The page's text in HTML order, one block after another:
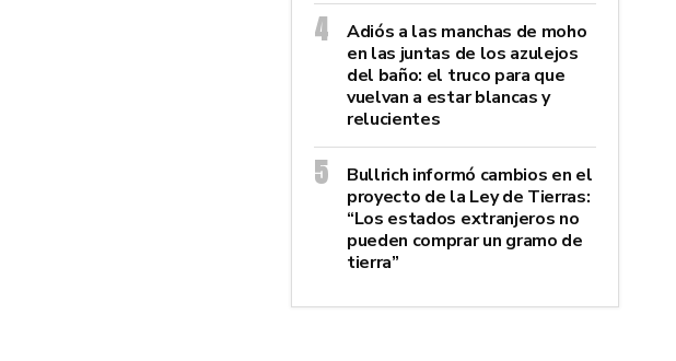
Adiós a las manchas de moho
en las juntas de los azulejos
del baño: el truco para que
vuelvan a estar blancas y
relucientes
Bullrich informó cambios en el
proyecto de la Ley de Tierras:
“Los estados extranjeros no
pueden comprar un gramo de
tierra”